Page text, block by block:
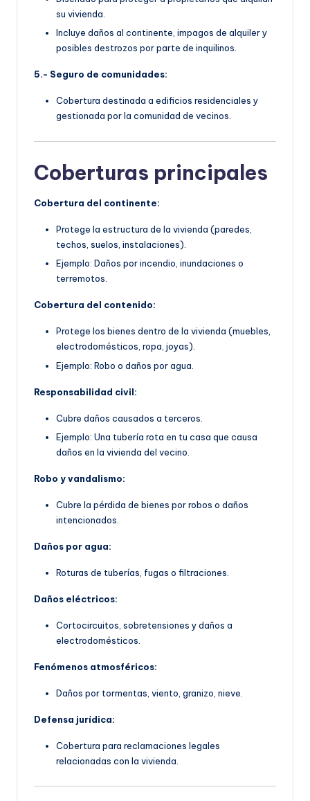
su vivienda.
Incluye daños al continente, impagos de alquiler y
posibles destrozos por parte de inquilinos.
5.- Seguro de comunidades:
Cobertura destinada a edificios residenciales y
gestionada por la comunidad de vecinos.
Coberturas principales
Cobertura del continente:
Protege la estructura de la vivienda (paredes,
techos, suelos, instalaciones).
Ejemplo: Daños por incendio, inundaciones o
terremotos.
Cobertura del contenido:
Protege los bienes dentro de la vivienda (muebles,
electrodomésticos, ropa, joyas).
Ejemplo: Robo o daños por agua.
Responsabilidad civil:
Cubre daños causados a terceros.
Ejemplo: Una tubería rota en tu casa que causa
daños en la vivienda del vecino.
Robo y vandalismo:
Cubre la pérdida de bienes por robos o daños
intencionados.
Daños por agua:
Roturas de tuberías, fugas o filtraciones.
Daños eléctricos:
Cortocircuitos, sobretensiones y daños a
electrodomésticos.
Fenómenos atmosféricos:
Daños por tormentas, viento, granizo, nieve.
Defensa jurídica:
Cobertura para reclamaciones legales
relacionadas con la vivienda.